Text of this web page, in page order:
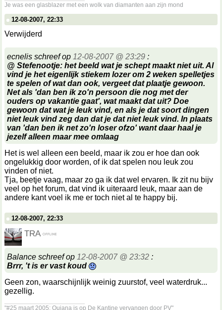
Je was een glasblazer met een wolk van diamanten aan zijn mond
12-08-2007, 22:33
Verwijderd
ecnelis schreef op 12-08-2007 @ 23:29 :
@ Stefenootje: het beeld wat je schept maakt niet uit. Al
vind je het eigenlijk stiekem lozer om 2 weken spelletjes
te spelen of wat dan ook, vergeet dat plaatje gewoon.
Net als 'dan ben ik zo'n persoon die nog met der
ouders op vakantie gaat', wat maakt dat uit? Doe
gewoon dat wat je leuk vind, en als je dat soort dingen
niet leuk vind zeg dan dat je dat niet leuk vind. In plaats
van 'dan ben ik net zo'n loser ofzo' want daar haal je
jezelf alleen maar mee omlaag
Het is wel alleen een beeld, maar ik zou er hoe dan ook
ongelukkig door worden, of ik dat spelen nou leuk zou
vinden of niet.
Tja, beetje vaag, maar zo ga ik dat wel ervaren. Ik zit nu bijv
veel op het forum, dat vind ik uiteraard leuk, maar aan de
andere kant voel ik me er toch niet al te happy bij.
12-08-2007, 22:33
TRA
Balance schreef op 12-08-2007 @ 23:32 :
Brrr, 't is er vast koud
Geen zon, waarschijnlijk weinig zuurstof, veel waterdruk...
gezellig.
"#25 maart 2005: Quiana is op De Kantine vervangen door PV"